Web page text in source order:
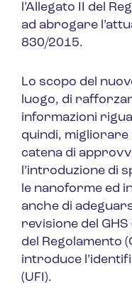
l’Allegato II del
ad abrogare
830/2015.
Lo scopo del
luogo, di
informazioni
quindi, migliorare
catena di
l’introduzione di
le nanoforme ed
anche di
revisione del GHS
del Regolamento
introduce
(UFI).